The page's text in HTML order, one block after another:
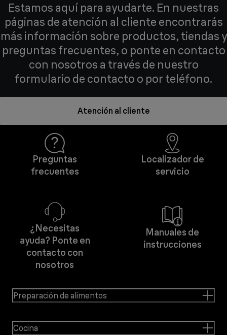
Estamos aquí para ayudarte. En nuestras
páginas de atención al cliente encontrarás
más información sobre productos, tiendas y
preguntas frecuentes, o ponte en contacto
con nosotros a través de nuestro
formulario de contacto o por teléfono.
Atención al cliente
Preguntas
frecuentes
Localizador de
servicio
¿Necesitas
ayuda? Ponte en
contacto con
nosotros
Manuales de
instrucciones
Preparación de alimentos
Cocina